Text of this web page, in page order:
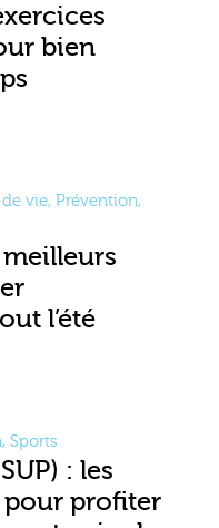
bien
vie, Prévention,
l’été
, Sports
: les
profiter